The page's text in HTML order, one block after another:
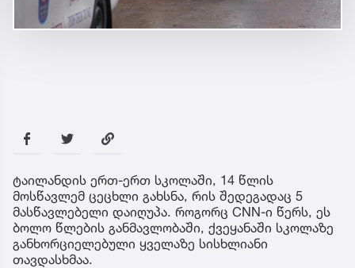
ტაილანდის ერთ-ერთ სკოლაში, 14 წლის
მოსწავლემ ცეცხლი გახსნა, რის შედეგადაც 5
მასწავლებელი დაიღუპა. როგორც CNN-ი წერს, ეს
ბოლო წლების განმავლობაში, ქვეყანაში სკოლაზე
განხორციელებული ყველაზე სისხლიანი
თავდასხმაა.